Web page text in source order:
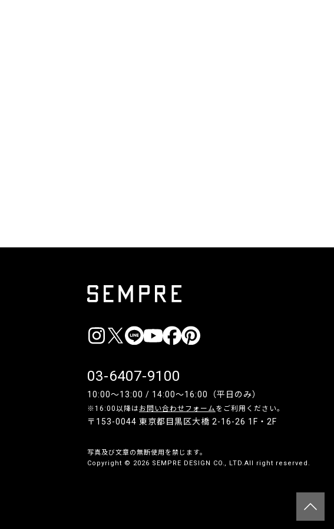
03-6407-9100
10:00〜13:00 / 14:00〜16:00（平日のみ）
※16:00以降はお問い合わせフォーム をご利用ください。
〒153-0044 東京都目黒区大橋 2-16-26 1F・2F
写真及び文章の無断使用を禁じます。
Copyright © 2026 SEMPRE DESIGN CO., LTD.All right reserved.